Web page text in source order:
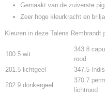
Gemaakt van de zuiverste
Zeer hoge kleurkracht en
Kleuren in deze Talens Rembrandt
100.5 wit
343.8
rood
201.5 lichtgeel 347.5
202.9 donkergeel
370.7
lichtrood